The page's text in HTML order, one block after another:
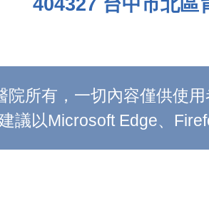
404327 台中市北區
所有，一切內容僅供使
議以Microsoft Edge、